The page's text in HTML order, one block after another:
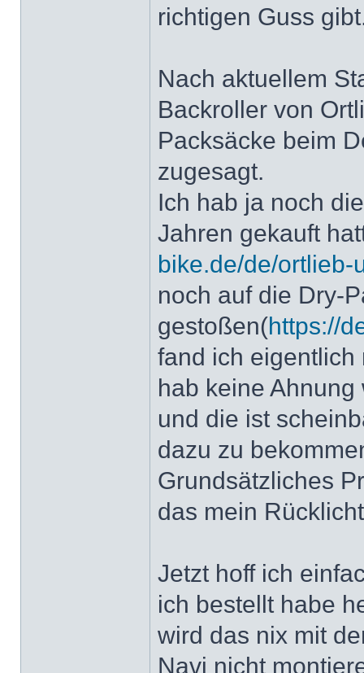
richtigen Guss
Nach aktuellem
Backroller von
Packsäcke beim
zugesagt.
Ich hab ja noch
Jahren gekauft
bike.de/de/ortlieb-
noch auf die Dry-
gestoßen(https://
fand ich eigentlich
hab keine
und die ist
dazu zu
Grundsätzliches
das mein
Jetzt hoff ich
ich bestellt habe
wird das nix mit
Navi nicht